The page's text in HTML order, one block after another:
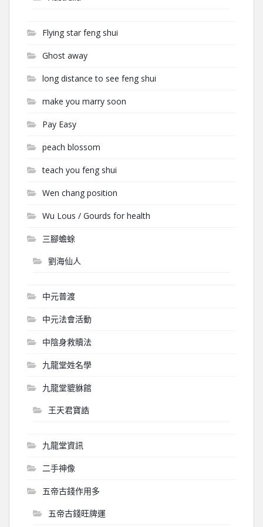
Flying star feng shui
Ghost away
long distance to see feng shui
make you marry soon
Pay Easy
peach blossom
teach you feng shui
Wen chang position
Wu Lous / Gourds for health
三腳蟾蜍
劉海仙人
中元普渡
中元法會活動
中陰身救贖法
九龍堂姓名學
九龍堂貔貅館
王天君寶誥
九龍堂資訊
二手神像
五帝古錢作用多
五帝古錢旺牌運